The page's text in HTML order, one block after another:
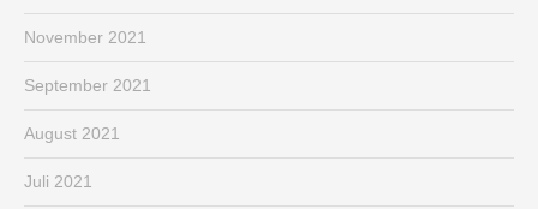
November 2021
September 2021
August 2021
Juli 2021